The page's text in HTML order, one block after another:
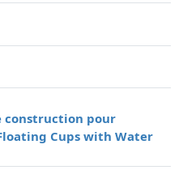
construction pour
Cups with Water